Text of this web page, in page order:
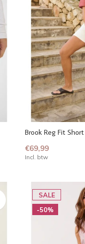
Brook Reg Fit
€69,99
Incl. btw
SALE
-50%